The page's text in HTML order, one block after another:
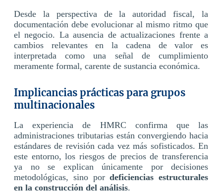
Desde la perspectiva de la autoridad fiscal, la
documentación debe evolucionar al mismo ritmo que
el negocio. La ausencia de actualizaciones frente a
cambios relevantes en la cadena de valor es
interpretada como una señal de cumplimiento
meramente formal, carente de sustancia económica.
Implicancias prácticas para grupos
multinacionales
La experiencia de HMRC confirma que las
administraciones tributarias están convergiendo hacia
estándares de revisión cada vez más sofisticados. En
este entorno, los riesgos de precios de transferencia
ya no se explican únicamente por decisiones
metodológicas, sino pordeficiencias estructurales
en la construcción del análisis.